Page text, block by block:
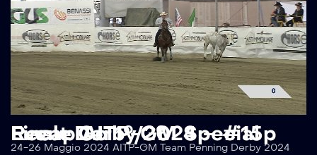
Recap AITP-GM Special Event Derby 2024 – #15p Finale Go 1°/2°
24-26 Maggio 2024 AITP-GM Team Penning Derby 2024